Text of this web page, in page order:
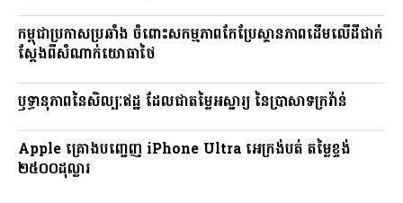
កម្ពុជាប្រកាសប្រឆាំង ចំពោះសកម្មភាពកែប្រែស្ថានភាពដើមលើដីជាក់
ស្តែងពីសំណាក់យោធាថៃ
ឫទ្ធានុភាពនៃសិល្បៈឥដ្ឋ ដែលជាតម្លៃអស្ចារ្យ នៃប្រាសាទក្រវ៉ាន់
Apple គ្រោងបញ្ចេញ iPhone Ultra អេក្រង់បត់ តម្លៃខ្ទង់
២៥០០ដុល្លារ